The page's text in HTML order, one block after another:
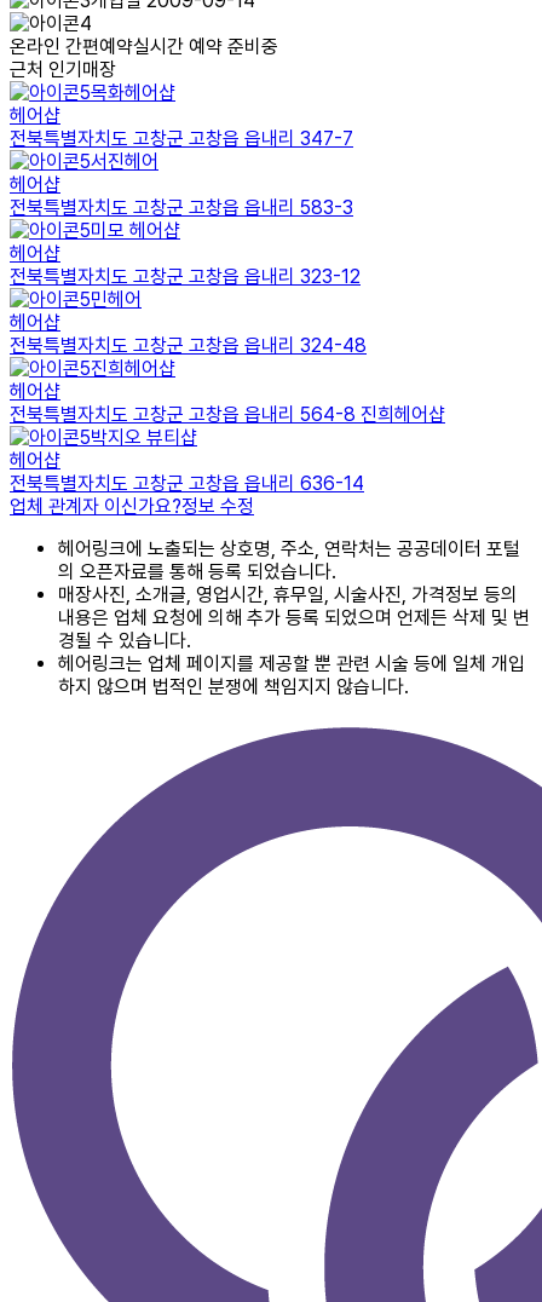
온라인 간편예약실시간 예약 준비중
근처 인기매장
목화헤어샵
헤어샵
전북특별자치도 고창군 고창읍 읍내리 347-7
서진헤어
헤어샵
전북특별자치도 고창군 고창읍 읍내리 583-3
미모 헤어샵
헤어샵
전북특별자치도 고창군 고창읍 읍내리 323-12
민헤어
헤어샵
전북특별자치도 고창군 고창읍 읍내리 324-48
진희헤어샵
헤어샵
전북특별자치도 고창군 고창읍 읍내리 564-8 진희헤어샵
박지오 뷰티샵
헤어샵
전북특별자치도 고창군 고창읍 읍내리 636-14
업체 관계자 이신가요?정보 수정
헤어링크에 노출되는 상호명, 주소, 연락처는 공공데이터 포털
의 오픈자료를 통해 등록 되었습니다.
매장사진, 소개글, 영업시간, 휴무일, 시술사진, 가격정보 등의
내용은 업체 요청에 의해 추가 등록 되었으며 언제든 삭제 및 변
경될 수 있습니다.
헤어링크는 업체 페이지를 제공할 뿐 관련 시술 등에 일체 개입
하지 않으며 법적인 분쟁에 책임지지 않습니다.